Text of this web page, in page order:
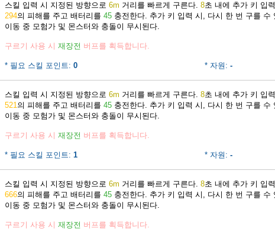
스킬 입력 시 지정된 방향으로 6m 거리를 빠르게 구른다. 8초 내에 추가 키 입
294의 피해를 주고 배터리를 45 충전한다. 추가 키 입력 시, 다시 한 번 구를 수
이동 중 모험가 및 몬스터와 충돌이 무시된다.
구르기 사용 시 재장전 버프를 획득합니다.
* 필요 스킬 포인트: 0 * 자원: -
스킬 입력 시 지정된 방향으로 6m 거리를 빠르게 구른다. 8초 내에 추가 키 입
521의 피해를 주고 배터리를 45 충전한다. 추가 키 입력 시, 다시 한 번 구를 수
이동 중 모험가 및 몬스터와 충돌이 무시된다.
구르기 사용 시 재장전 버프를 획득합니다.
* 필요 스킬 포인트: 1 * 자원: -
스킬 입력 시 지정된 방향으로 6m 거리를 빠르게 구른다. 8초 내에 추가 키 입
666의 피해를 주고 배터리를 45 충전한다. 추가 키 입력 시, 다시 한 번 구를 수
이동 중 모험가 및 몬스터와 충돌이 무시된다.
구르기 사용 시 재장전 버프를 획득합니다.